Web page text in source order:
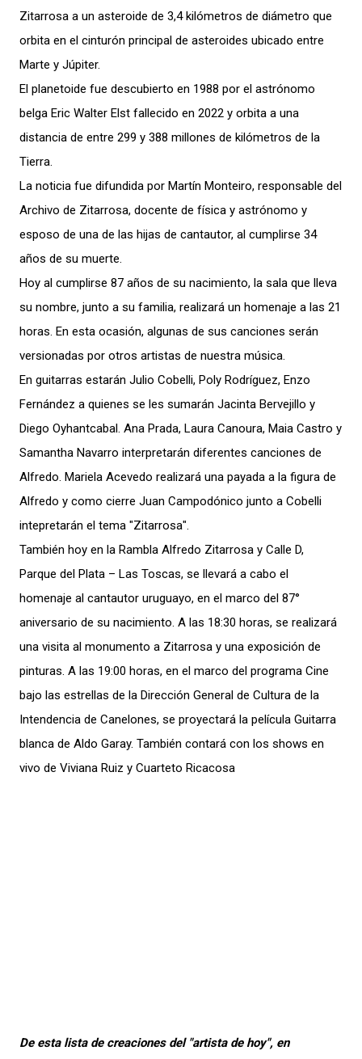
Zitarrosa a un asteroide de 3,4 kilómetros de diámetro que
orbita en el cinturón principal de asteroides ubicado entre
Marte y Júpiter.
El planetoide fue descubierto en 1988 por el astrónomo
belga Eric Walter Elst fallecido en 2022 y orbita a una
distancia de entre 299 y 388 millones de kilómetros de la
Tierra.
La noticia fue difundida por Martín Monteiro, responsable del
Archivo de Zitarrosa, docente de física y astrónomo y
esposo de una de las hijas de cantautor, al cumplirse 34
años de su muerte.
Hoy al cumplirse 87 años de su nacimiento, la sala que lleva
su nombre, junto a su familia, realizará un homenaje a las 21
horas. En esta ocasión, algunas de sus canciones serán
versionadas por otros artistas de nuestra música.
En guitarras estarán Julio Cobelli, Poly Rodríguez, Enzo
Fernández a quienes se les sumarán Jacinta Bervejillo y
Diego Oyhantcabal. Ana Prada, Laura Canoura, Maia Castro y
Samantha Navarro interpretarán diferentes canciones de
Alfredo. Mariela Acevedo realizará una payada a la figura de
Alfredo y como cierre Juan Campodónico junto a Cobelli
intepretarán el tema "Zitarrosa".
También hoy en la Rambla Alfredo Zitarrosa y Calle D,
Parque del Plata – Las Toscas, se llevará a cabo el
homenaje al cantautor uruguayo, en el marco del 87°
aniversario de su nacimiento. A las 18:30 horas, se realizará
una visita al monumento a Zitarrosa y una exposición de
pinturas. A las 19:00 horas, en el marco del programa Cine
bajo las estrellas de la Dirección General de Cultura de la
Intendencia de Canelones, se proyectará la película Guitarra
blanca de Aldo Garay. También contará con los shows en
vivo de Viviana Ruiz y Cuarteto Ricacosa
De esta lista de creaciones del "artista de hoy", en